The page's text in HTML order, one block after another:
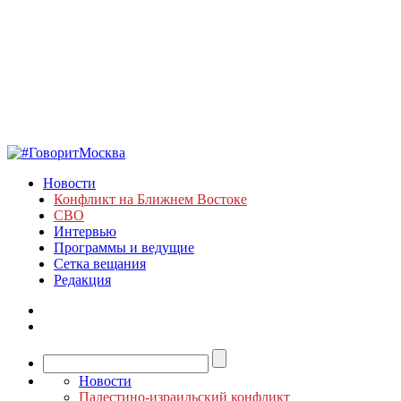
Новости
Конфликт на Ближнем Востоке
СВО
Интервью
Программы и ведущие
Сетка вещания
Редакция
Новости
Палестино-израильский конфликт